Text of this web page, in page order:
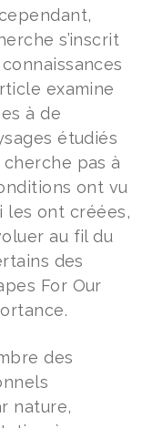
s’inscrit
examine
à de
étudiés
cherche pas à
ont vu
les ont créées,
au fil du
des
For Our
des
nature,